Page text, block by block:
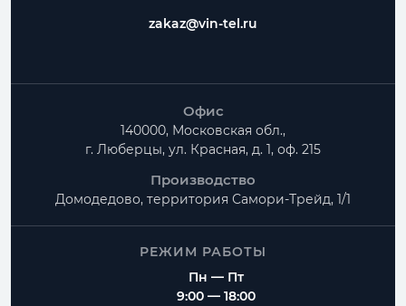
zakaz@vin-tel.ru
Офис
140000, Московская обл.,
г. Люберцы, ул. Красная, д. 1, оф. 215
Производство
Домодедово, территория Самори-Трейд, 1/1
РЕЖИМ РАБОТЫ
Пн — Пт
9:00 — 18:00